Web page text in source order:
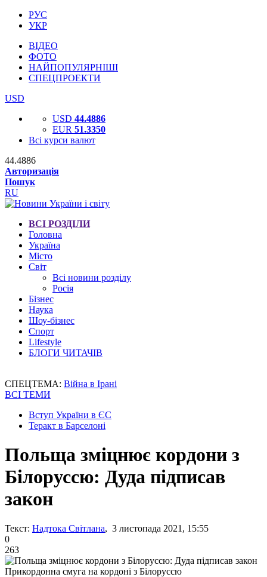
РУС
УКР
ВІДЕО
ФОТО
НАЙПОПУЛЯРНІШІ
СПЕЦПРОЕКТИ
USD
USD 44.4886
EUR 51.3350
Всі курси валют
44.4886
Авторизація
Пошук
RU
ВСІ РОЗДІЛИ
Головна
Україна
Місто
Світ
Всі новини розділу
Росія
Бізнес
Наука
Шоу-бізнес
Спорт
Lifestyle
БЛОГИ ЧИТАЧІВ
СПЕЦТЕМА: Війна в Ірані
ВСІ ТЕМИ
Вступ України в ЄС
Теракт в Барселоні
Польща зміцнює кордони з
Білоруссю: Дуда підписав
закон
Текст: Надтока Світлана, 3 листопада 2021, 15:55
0
263
Прикордонна смуга на кордоні з Білоруссю